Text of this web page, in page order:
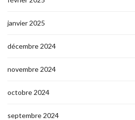
janvier 2025
décembre 2024
novembre 2024
octobre 2024
septembre 2024